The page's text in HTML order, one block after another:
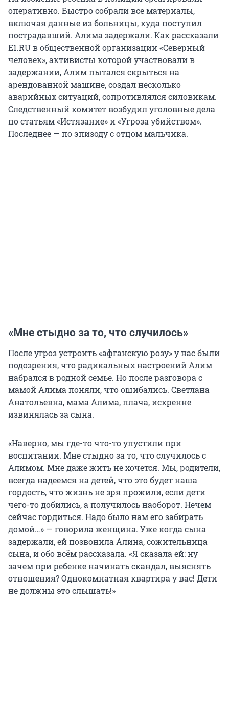
оперативно. Быстро собрали все материалы,
включая данные из больницы, куда поступил
пострадавший. Алима задержали. Как рассказали
E1.RU в общественной организации «Северный
человек», активисты которой участвовали в
задержании, Алим пытался скрыться на
арендованной машине, создал несколько
аварийных ситуаций, сопротивлялся силовикам.
Следственный комитет возбудил уголовные дела
по статьям «Истязание» и «Угроза убийством».
Последнее — по эпизоду с отцом мальчика.
«Мне стыдно за то, что случилось»
После угроз устроить «афганскую розу» у нас были
подозрения, что радикальных настроений Алим
набрался в родной семье. Но после разговора с
мамой Алима поняли, что ошибались. Светлана
Анатольевна, мама Алима, плача, искренне
извинялась за сына.
«Наверно, мы где-то что-то упустили при
воспитании. Мне стыдно за то, что случилось с
Алимом. Мне даже жить не хочется. Мы, родители,
всегда надеемся на детей, что это будет наша
гордость, что жизнь не зря прожили, если дети
чего-то добились, а получилось наоборот. Нечем
сейчас гордиться. Надо было нам его забирать
домой…» — говорила женщина. Уже когда сына
задержали, ей позвонила Алина, сожительница
сына, и обо всём рассказала. «Я сказала ей: ну
зачем при ребенке начинать скандал, выяснять
отношения? Однокомнатная квартира у вас! Дети
не должны это слышать!»